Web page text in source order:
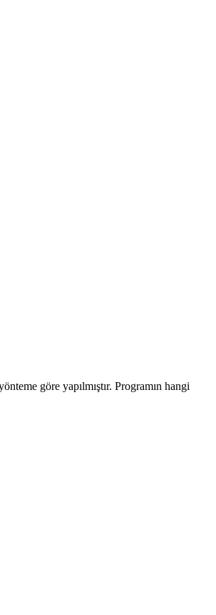
göre yapılmıştır. Programın hangi